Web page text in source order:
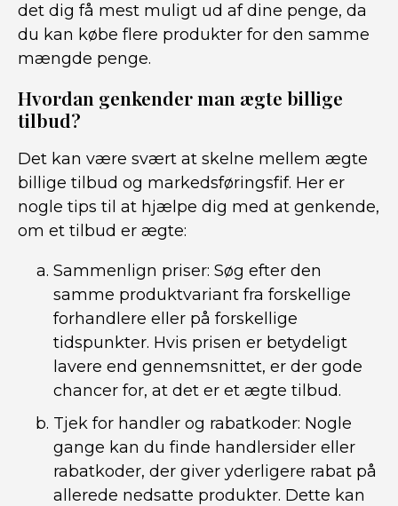
det dig få mest muligt ud af dine penge, da
du kan købe flere produkter for den samme
mængde penge.
Hvordan genkender man ægte billige
tilbud?
Det kan være svært at skelne mellem ægte
billige tilbud og markedsføringsfif. Her er
nogle tips til at hjælpe dig med at genkende,
om et tilbud er ægte:
Sammenlign priser: Søg efter den
samme produktvariant fra forskellige
forhandlere eller på forskellige
tidspunkter. Hvis prisen er betydeligt
lavere end gennemsnittet, er der gode
chancer for, at det er et ægte tilbud.
Tjek for handler og rabatkoder: Nogle
gange kan du finde handlersider eller
rabatkoder, der giver yderligere rabat på
allerede nedsatte produkter. Dette kan